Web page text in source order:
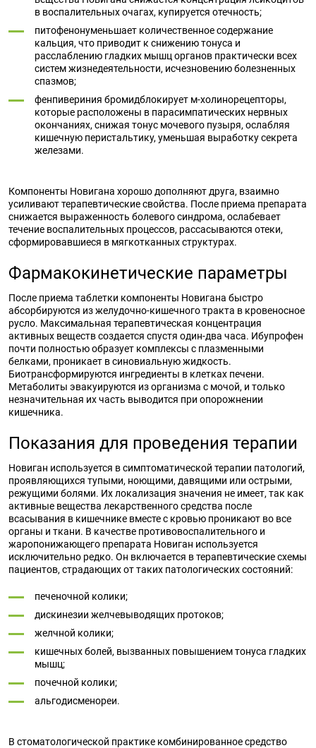
в воспалительных очагах, купируется отечность;
питофенонуменьшает количественное содержание
кальция, что приводит к снижению тонуса и
расслаблению гладких мышц органов практически всех
систем жизнедеятельности, исчезновению болезненных
спазмов;
фенпивериния бромидблокирует м-холинорецепторы,
которые расположены в парасимпатических нервных
окончаниях, снижая тонус мочевого пузыря, ослабляя
кишечную перистальтику, уменьшая выработку секрета
железами.
Компоненты Новигана хорошо дополняют друга, взаимно
усиливают терапевтические свойства. После приема препарата
снижается выраженность болевого синдрома, ослабевает
течение воспалительных процессов, рассасываются отеки,
сформировавшиеся в мягкотканных структурах.
Фармакокинетические параметры
После приема таблетки компоненты Новигана быстро
абсорбируются из желудочно-кишечного тракта в кровеносное
русло. Максимальная терапевтическая концентрация
активных веществ создается спустя один-два часа. Ибупрофен
почти полностью образует комплексы с плазменными
белками, проникает в синовиальную жидкость.
Биотрансформируются ингредиенты в клетках печени.
Метаболиты эвакуируются из организма с мочой, и только
незначительная их часть выводится при опорожнении
кишечника.
Показания для проведения терапии
Новиган используется в симптоматической терапии патологий,
проявляющихся тупыми, ноющими, давящими или острыми,
режущими болями. Их локализация значения не имеет, так как
активные вещества лекарственного средства после
всасывания в кишечнике вместе с кровью проникают во все
органы и ткани. В качестве противовоспалительного и
жаропонижающего препарата Новиган используется
исключительно редко. Он включается в терапевтические схемы
пациентов, страдающих от таких патологических состояний:
печеночной колики;
дискинезии желчевыводящих протоков;
желчной колики;
кишечных болей, вызванных повышением тонуса гладких
мышц;
почечной колики;
альгодисменореи.
В стоматологической практике комбинированное средство